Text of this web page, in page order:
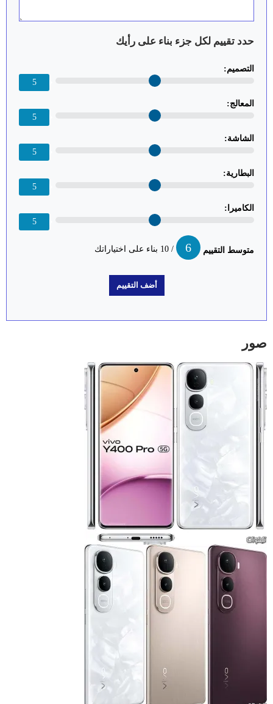
حدد تقييم لكل جزء بناء على رأيك
التصميم:
5
المعالج:
5
الشاشة:
5
البطارية:
5
الكاميرا:
5
متوسط التقييم 6 / 10 بناء على اختياراتك
صور